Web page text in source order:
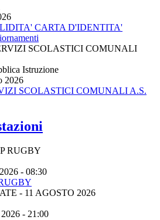
CARTA D'IDENTITA'
Istruzione
2026
SCOLASTICI COMUNALI A.S.
- 08:30
- 21:00